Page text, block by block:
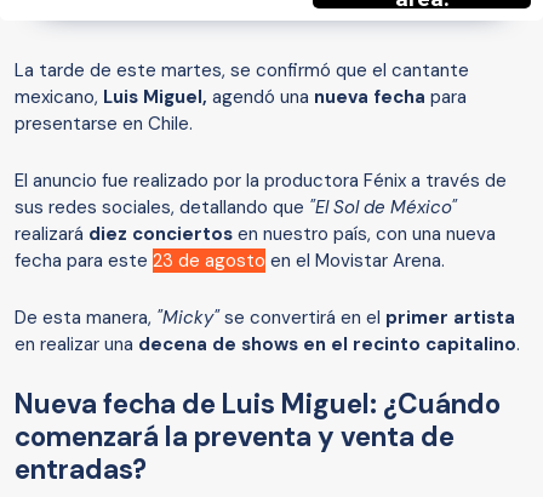
La tarde de este martes, se confirmó que el cantante
mexicano, Luis Miguel, agendó una nueva fecha para
presentarse en Chile.
El anuncio fue realizado por la productora Fénix a través de
sus redes sociales, detallando que "El Sol de México"
realizará diez conciertos en nuestro país, con una nueva
fecha para este 23 de agosto en el Movistar Arena.
De esta manera, "Micky"se convertirá en el primer artista
en realizar una decena de shows en el recinto capitalino.
Nueva fecha de Luis Miguel: ¿Cuándo
comenzará la preventa y venta de
entradas?